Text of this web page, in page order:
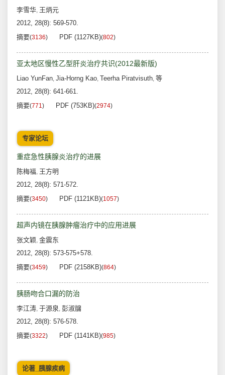
李雪华, 王炳元
2012, 28(8): 569-570.
摘要(3136) PDF (1127KB)(802)
亚太地区慢性乙型肝炎治疗共识(2012最新版)
Liao YunFan, Jia-Horng Kao, Teerha Piratvisuth, 等
2012, 28(8): 641-661.
摘要(771) PDF (753KB)(2974)
专家论坛
重症急性胰腺炎治疗的进展
陈梅福, 王方明
2012, 28(8): 571-572.
摘要(3450) PDF (1121KB)(1057)
超声内镜在胰腺肿瘤治疗中的应用进展
张文颖, 金震东
2012, 28(8): 573-575+578.
摘要(3459) PDF (2158KB)(864)
胰肠吻合口漏的防治
李江涛, 于源泉, 彭淑牖
2012, 28(8): 576-578.
摘要(3322) PDF (1141KB)(985)
论著_胰腺疾病